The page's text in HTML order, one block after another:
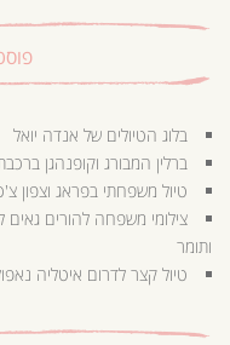
בלוג הטיולים של אנדה יואל
ברלין המבורג וקופנהגן
טיול משפחתי בפראג וצפון
צילומי משפחה להורים גאים
ותומר
טיול קצר לדרום איטליה